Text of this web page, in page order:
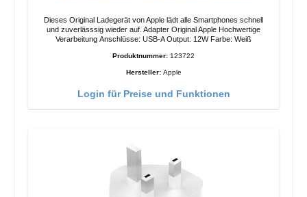
Dieses Original Ladegerät von Apple lädt alle Smartphones schnell
und zuverlässsig wieder auf. Adapter Original Apple Hochwertige
Verarbeitung Anschlüsse: USB-A Output: 12W Farbe: Weiß
Produktnummer: 123722
Hersteller: Apple
Login für Preise und Funktionen